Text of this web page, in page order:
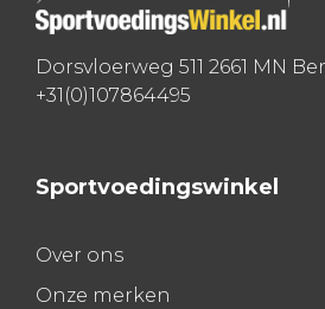
Dorsvloerweg 511 2661 MN
+31(0)107864495
Sportvoedingswinkel
Over ons
Onze merken